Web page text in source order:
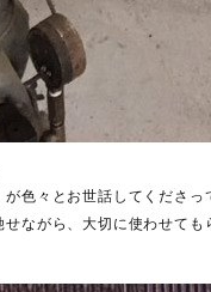
色々とお世話してくださ
ながら、大切に使わせても